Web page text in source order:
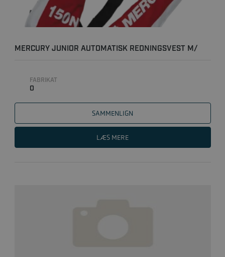
MERCURY JUNIOR AUTOMATISK REDNINGSVEST M/
FABRIKAT
0
SAMMENLIGN
LÆS MERE